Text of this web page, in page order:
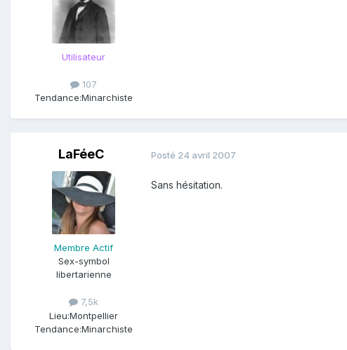
Utilisateur
107
Tendance:Minarchiste
LaFéeC
Membre Actif
Sex-symbol
libertarienne
7,5k
Lieu:Montpellier
Tendance:Minarchiste
Posté 24 avril 2007
Sans hésitation.